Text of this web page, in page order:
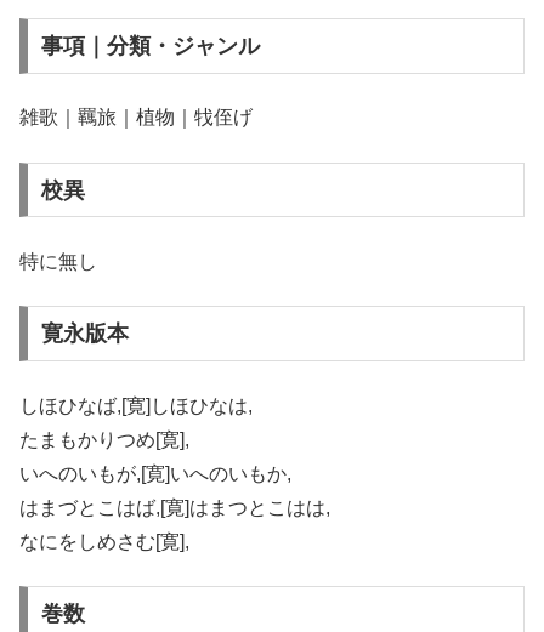
事項｜分類・ジャンル
雑歌｜羈旅｜植物｜牫侄げ
校異
特に無し
寛永版本
しほひなば,[寛]しほひなは,
たまもかりつめ[寛],
いへのいもが,[寛]いへのいもか,
はまづとこはば,[寛]はまつとこはは,
なにをしめさむ[寛],
巻数